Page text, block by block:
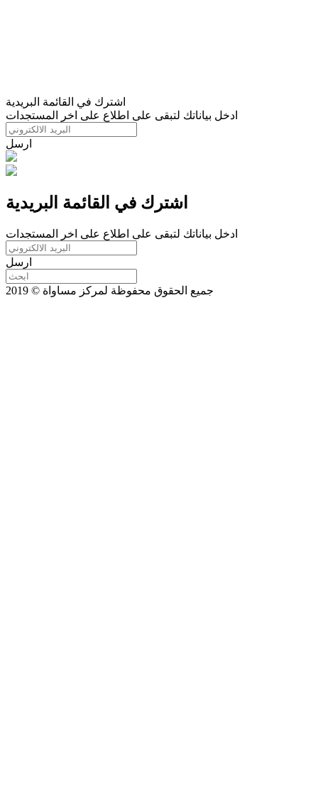
اشترك في القائمة البريدية
ادخل بياناتك لتبقى على اطلاع على اخر المستجدات
ارسل
اشترك في القائمة البريدية
ادخل بياناتك لتبقى على اطلاع على اخر المستجدات
ارسل
جميع الحقوق محفوظة لمركز مساواة © 2019